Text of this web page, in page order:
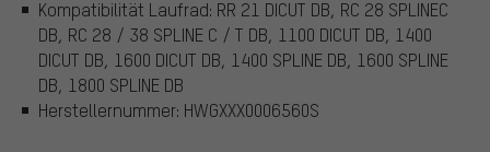
Kompatibilität Laufrad: RR 21 DICUT DB, RC 28 SPLINEC
DB, RC 28 / 38 SPLINE C / T DB, 1100 DICUT DB, 1400
DICUT DB, 1600 DICUT DB, 1400 SPLINE DB, 1600 SPLINE
DB, 1800 SPLINE DB
Herstellernummer: HWGXXX0006560S